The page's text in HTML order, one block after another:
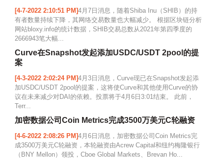
[4-7-2022 2:10:51 PM]4月7日消息，随着Shiba Inu（SHIB）的持
有者数量持续下降，其网络交易数量也大幅减少。 根据区块链分析
网站bloxy.info的统计数据，SHIB交易总数从2021年第四季度的
2666943笔大幅...
Curve在Snapshot发起添加USDC/USDT 2pool的提
案
[4-3-2022 2:02:24 PM]4月3日消息，Curve现已在Snapshot发起添
加USDC/USDT 2pool的提案，这将使Curve和其他使用Curve的协
议在未来减少对DAI的依赖。投票将于4月6日3:01结束。 此前，
Terr...
加密数据公司Coin Metrics完成3500万美元C轮融资
[4-6-2022 2:08:26 PM]4月6日消息，加密数据公司Coin Metrics完
成3500万美元C轮融资，本轮融资由Acrew Capital和纽约梅隆银行
（BNY Mellon）领投，Cboe Global Markets、Brevan Ho...